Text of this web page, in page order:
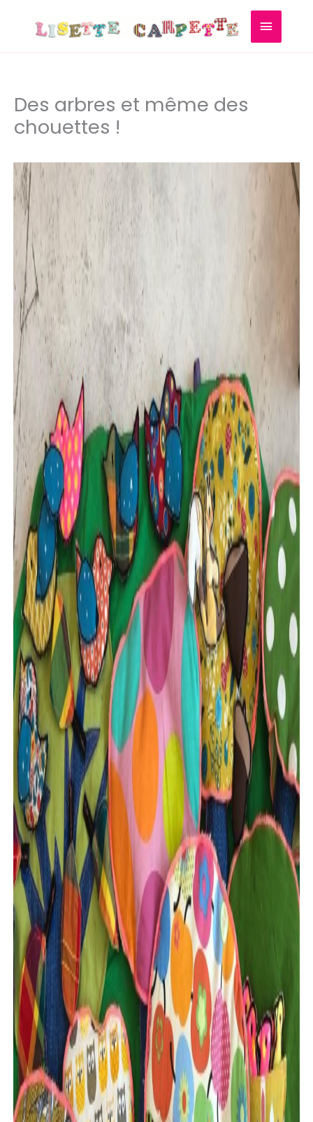
content
MAIN
MENU
Des arbres et même des
chouettes !